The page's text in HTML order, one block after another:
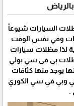
السيارات شيوعاً
وفي نفس الوقت
لذا مظلات سيارات
مظلات بي في سي بولي
يوجد منها كثافات
وبي في سي الكوري
.